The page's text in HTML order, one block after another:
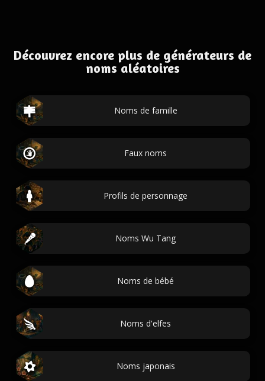
Découvrez encore plus de générateurs de
noms aléatoires
Noms de famille
Faux noms
Profils de personnage
Noms Wu Tang
Noms de bébé
Noms d'elfes
Noms japonais